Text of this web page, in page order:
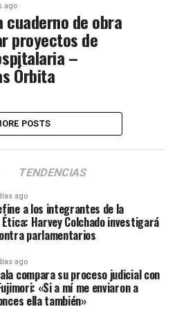
ago
de obra
proyectos de
–
Órbita
POSTS
TENDENCIAS
ago
a los integrantes de la
Ética: Harvey Colchado investigará
parlamentarios
ago
compara su proceso judicial con
«Si a mí me enviaron a
ella también»